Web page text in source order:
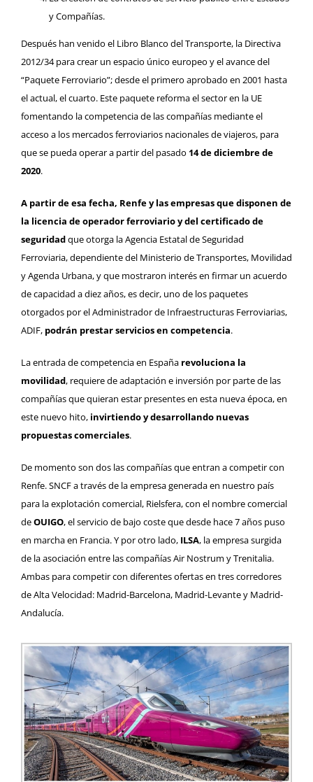
y Compañías.
Después han venido el Libro Blanco del Transporte, la Directiva
2012/34para crear un espacio único europeo y el avance del
“Paquete Ferroviario”; desde el primero aprobado en 2001 hasta
el actual, el cuarto. Este paquete reforma el sector en la UE
fomentando la competencia de las compañías mediante el
acceso a los mercados ferroviarios nacionales de viajeros, para
que se pueda operar a partir del pasado 14 de diciembre de
2020.
A partir de esa fecha, Renfe y las empresas que disponen de
la licencia de operador ferroviario y del certificado de
seguridadque otorga la Agencia Estatal de Seguridad
Ferroviaria, dependiente del Ministerio de Transportes, Movilidad
y Agenda Urbana, y que mostraron interés en firmar un acuerdo
de capacidad a diez años, es decir, uno de los paquetes
otorgados por el Administrador de Infraestructuras Ferroviarias,
ADIF, podrán prestar servicios en competencia.
La entrada de competencia en España revoluciona la
movilidad, requiere de adaptación e inversión por parte de las
compañías que quieran estar presentes en esta nueva época, en
este nuevo hito, invirtiendo y desarrollando nuevas
propuestas comerciales.
De momento son dos las compañías que entran a competir con
Renfe. SNCF a través de la empresa generada en nuestro país
para la explotación comercial, Rielsfera, con el nombre comercial
deOUIGO, el servicio de bajo coste que desde hace 7 años puso
en marcha en Francia. Y por otro lado, ILSA, la empresa surgida
de la asociación entre las compañías Air Nostrum y Trenitalia.
Ambas para competir con diferentes ofertas en tres corredores
de Alta Velocidad: Madrid-Barcelona, Madrid-Levante y Madrid-
Andalucía.